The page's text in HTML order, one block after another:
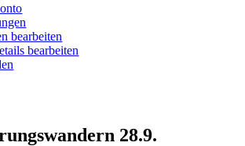
bearbeiten
bearbeiten
28.9.